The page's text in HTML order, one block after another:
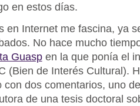
en estos días.
en Internet me fascina, ya
No hace mucho
Guaspen la que ponía el
(Bien de Interés Cultural).
dos comentarios, uno
de una tesis doctoral